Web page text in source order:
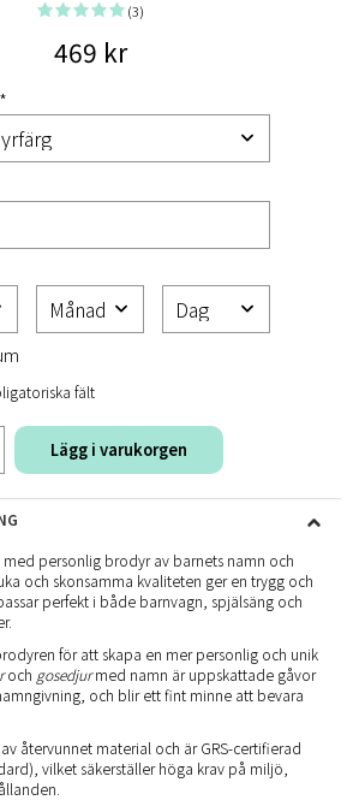
(3)
469 kr
fält
Lägg i varukorgen
personlig brodyr av barnets namn och
och skonsamma kvaliteten ger en trygg och
perfekt i både barnvagn, spjälsäng och
för att skapa en mer personlig och unik
och gosedjurmed namn är uppskattade gåvor
och blir ett fint minne att bevara
återvunnet material och är GRS-certifierad
vilket säkerställer höga krav på miljö,